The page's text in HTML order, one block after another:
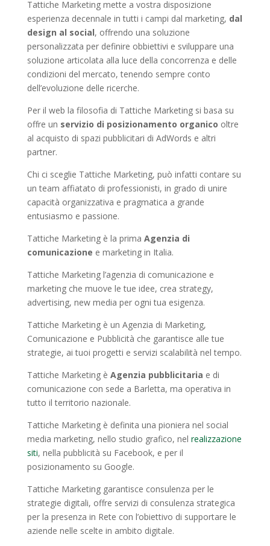
Tattiche Marketing mette a vostra disposizione
esperienza decennale in tutti i campi dal marketing, dal
design al social, offrendo una soluzione
personalizzata per definire obbiettivi e sviluppare una
soluzione articolata alla luce della concorrenza e delle
condizioni del mercato, tenendo sempre conto
dell’evoluzione delle ricerche.
Per il web la filosofia di Tattiche Marketing si basa su
offre un servizio di posizionamento organico oltre
al acquisto di spazi pubblicitari di AdWords e altri
partner.
Chi ci sceglie Tattiche Marketing, può infatti contare su
un team affiatato di professionisti, in grado di unire
capacità organizzativa e pragmatica a grande
entusiasmo e passione.
Tattiche Marketing è la prima Agenzia di
comunicazione e marketing in Italia.
Tattiche Marketing l’agenzia di comunicazione e
marketing che muove le tue idee, crea strategy,
advertising, new media per ogni tua esigenza.
Tattiche Marketing è un Agenzia di Marketing,
Comunicazione e Pubblicità che garantisce alle tue
strategie, ai tuoi progetti e servizi scalabilità nel tempo.
Tattiche Marketing è Agenzia pubblicitaria e di
comunicazione con sede a Barletta, ma operativa in
tutto il territorio nazionale.
Tattiche Marketing è definita una pioniera nel social
media marketing, nello studio grafico, nel realizzazione
siti, nella pubblicità su Facebook, e per il
posizionamento su Google.
Tattiche Marketing garantisce consulenza per le
strategie digitali, offre servizi di consulenza strategica
per la presenza in Rete con l’obiettivo di supportare le
aziende nelle scelte in ambito digitale.